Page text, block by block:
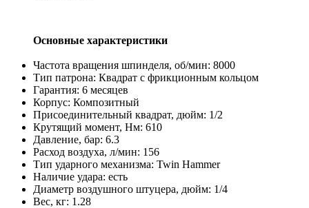
Основные характеристики
Частота вращения шпинделя, об/мин: 8000
Тип патрона: Квадрат с фрикционным кольцом
Гарантия: 6 месяцев
Корпус: Композитный
Присоединительный квадрат, дюйм: 1/2
Крутящий момент, Нм: 610
Давление, бар: 6.3
Расход воздуха, л/мин: 156
Тип ударного механизма: Twin Hammer
Наличие удара: есть
Диаметр воздушного штуцера, дюйм: 1/4
Вес, кг: 1.28